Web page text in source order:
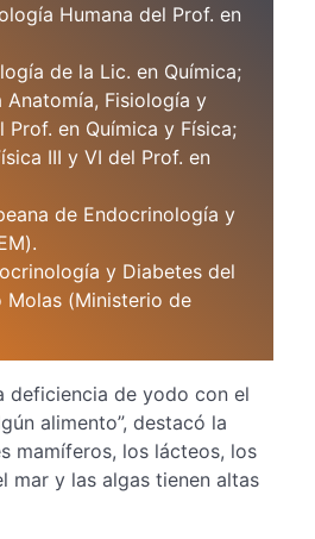
Humana del Prof. en
de la Lic. en Química;
Fisiología y
Prof. en Química y Física;
III y VI del Prof. en
de Endocrinología y
y Diabetes del
Molas (Ministerio de
deficiencia de yodo con el
alimento”, destacó la
mamíferos, los lácteos, los
mar y las algas tienen altas